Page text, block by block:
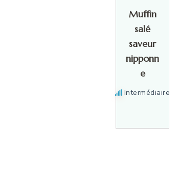
Muffin
salé
saveur
nipponn
e
Intermédiaire